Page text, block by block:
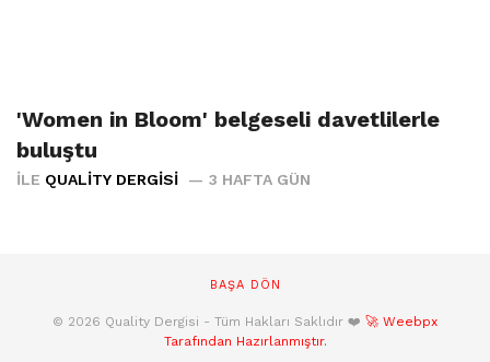
'Women in Bloom' belgeseli davetlilerle
buluştu
İLE QUALITY DERGISI 3 HAFTA GÜN
BAŞA DÖN
© 2026 Quality Dergisi - Tüm Hakları Saklıdır ❤️ 🚀 Weebpx
Tarafından Hazırlanmıştır.